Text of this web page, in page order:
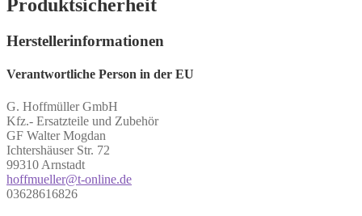
Produktsicherheit
Herstellerinformationen
Verantwortliche Person in der EU
G. Hoffmüller GmbH
Kfz.- Ersatzteile und Zubehör
GF Walter Mogdan
Ichtershäuser Str. 72
99310 Arnstadt
hoffmueller@t-online.de
03628616826